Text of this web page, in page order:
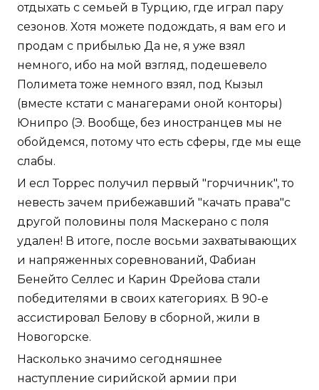
отдыхать с семьей в Турцию, где играл пару
сезонов. Хотя можете подождать, я вам его и
продам с прибылью Да не, я уже взял
немного, ибо на мой взгляд, подешевело
Полимета тоже немного взял, под Кызыл
(вместе кстати с манагерами оной конторы)
Юнипро (Э. Вообще, без иностранцев мы не
обойдемся, потому что есть сферы, где мы еще
слабы.
И есл Торрес получил первый "горчичник", то
невесть зачем прибежавший "качать права"с
другой половины поля Маскерано с поля
удален! В итоге, после восьми захватывающих
и напряженных соревнований, Фабиан
Бенейто Селлес и Карин Фрейова стали
победителями в своих категориях. В 90-е
ассистировал Белову в сборной, жили в
Новогорске.
Насколько значимо сегодняшнее
наступление сирийской армии при